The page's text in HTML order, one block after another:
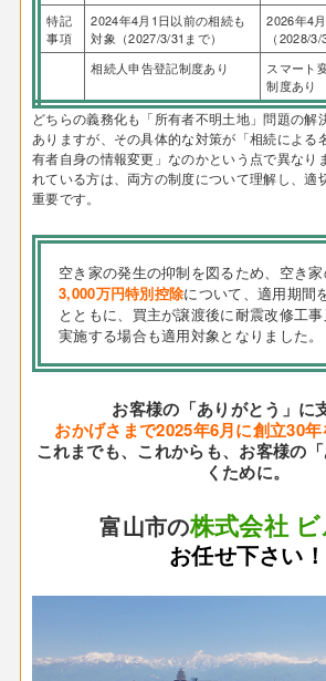
特記
事項
2024年4月1日以前の相続も
対象（2027/3/31まで）
2026年4
（2028/3/
相続人申告登記制度あり
スマート
制度あり
どちらの義務化も「所有者不明土地」問題の解
ありますが、その具体的な対策が「相続による
有者自身の情報変更」なのかという点で異なり
れている方は、両方の制度について理解し、適
重要です。
空き家の発生の抑制を図るため、空き
3,000万円特別控除について、適用期間
とともに、買主が譲渡後に耐震改修工
実施する場合も適用対象となりました。
お客様の「ありがとう」に
おかげさまで2025年6月に創立30年
これまでも、これからも、お客様の
くために。
富山市の株式会社 ビ
お任せ下さい！